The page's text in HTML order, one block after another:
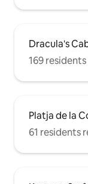
Dracula's
169
Platja de la
61 residents